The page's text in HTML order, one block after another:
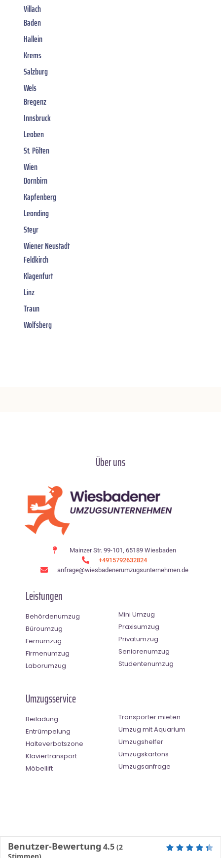
Villach
Baden
Hallein
Krems
Salzburg
Wels
Bregenz
Innsbruck
Leoben
St. Pölten
Wien
Dornbirn
Kapfenberg
Leonding
Steyr
Wiener Neustadt
Feldkirch
Klagenfurt
Linz
Traun
Wolfsberg
Über uns
Mainzer Str. 99-101, 65189 Wiesbaden
+4915792632824
anfrage@wiesbadenerumzugsunternehmen.de
Leistungen
Behördenumzug
Büroumzug
Fernumzug
Firmenumzug
Laborumzug
Mini Umzug
Praxisumzug
Privatumzug
Seniorenumzug
Studentenumzug
Umzugsservice
Beiladung
Entrümpelung
Halteverbotszone
Klaviertransport
Möbellift
Transporter mieten
Umzug mit Aquarium
Umzugshelfer
Umzugskartons
Umzugsanfrage
Benutzer-Bewertung 4.5 (2
Stimmen)